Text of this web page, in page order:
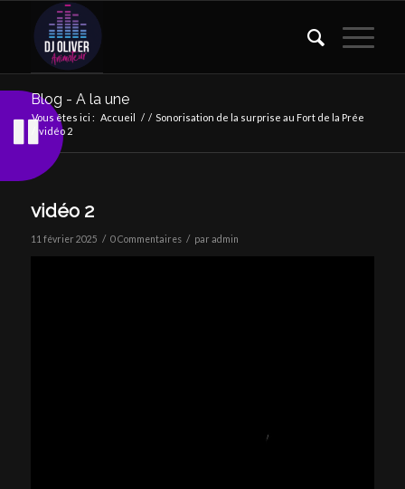
Blog - A la une
Vous êtes ici : Accueil / / Sonorisation de la surprise au Fort de la Prée
vidéo 2
vidéo 2
11 février 2025 / 0 Commentaires / par admin